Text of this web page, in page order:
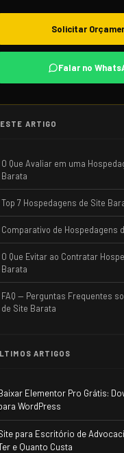
Solicitar
Falar no
ARTIGO
O Que Avaliar em uma
Barata
Top 7 Hospedagens de Site
Comparativo de Hospedagens
O Que Evitar ao Contratar
Barata
FAQ — Perguntas Frequentes
de Site Barata
ARTIGOS
Elementor Pro Grátis:
WordPress
para Escritório de
e Quanto Custa